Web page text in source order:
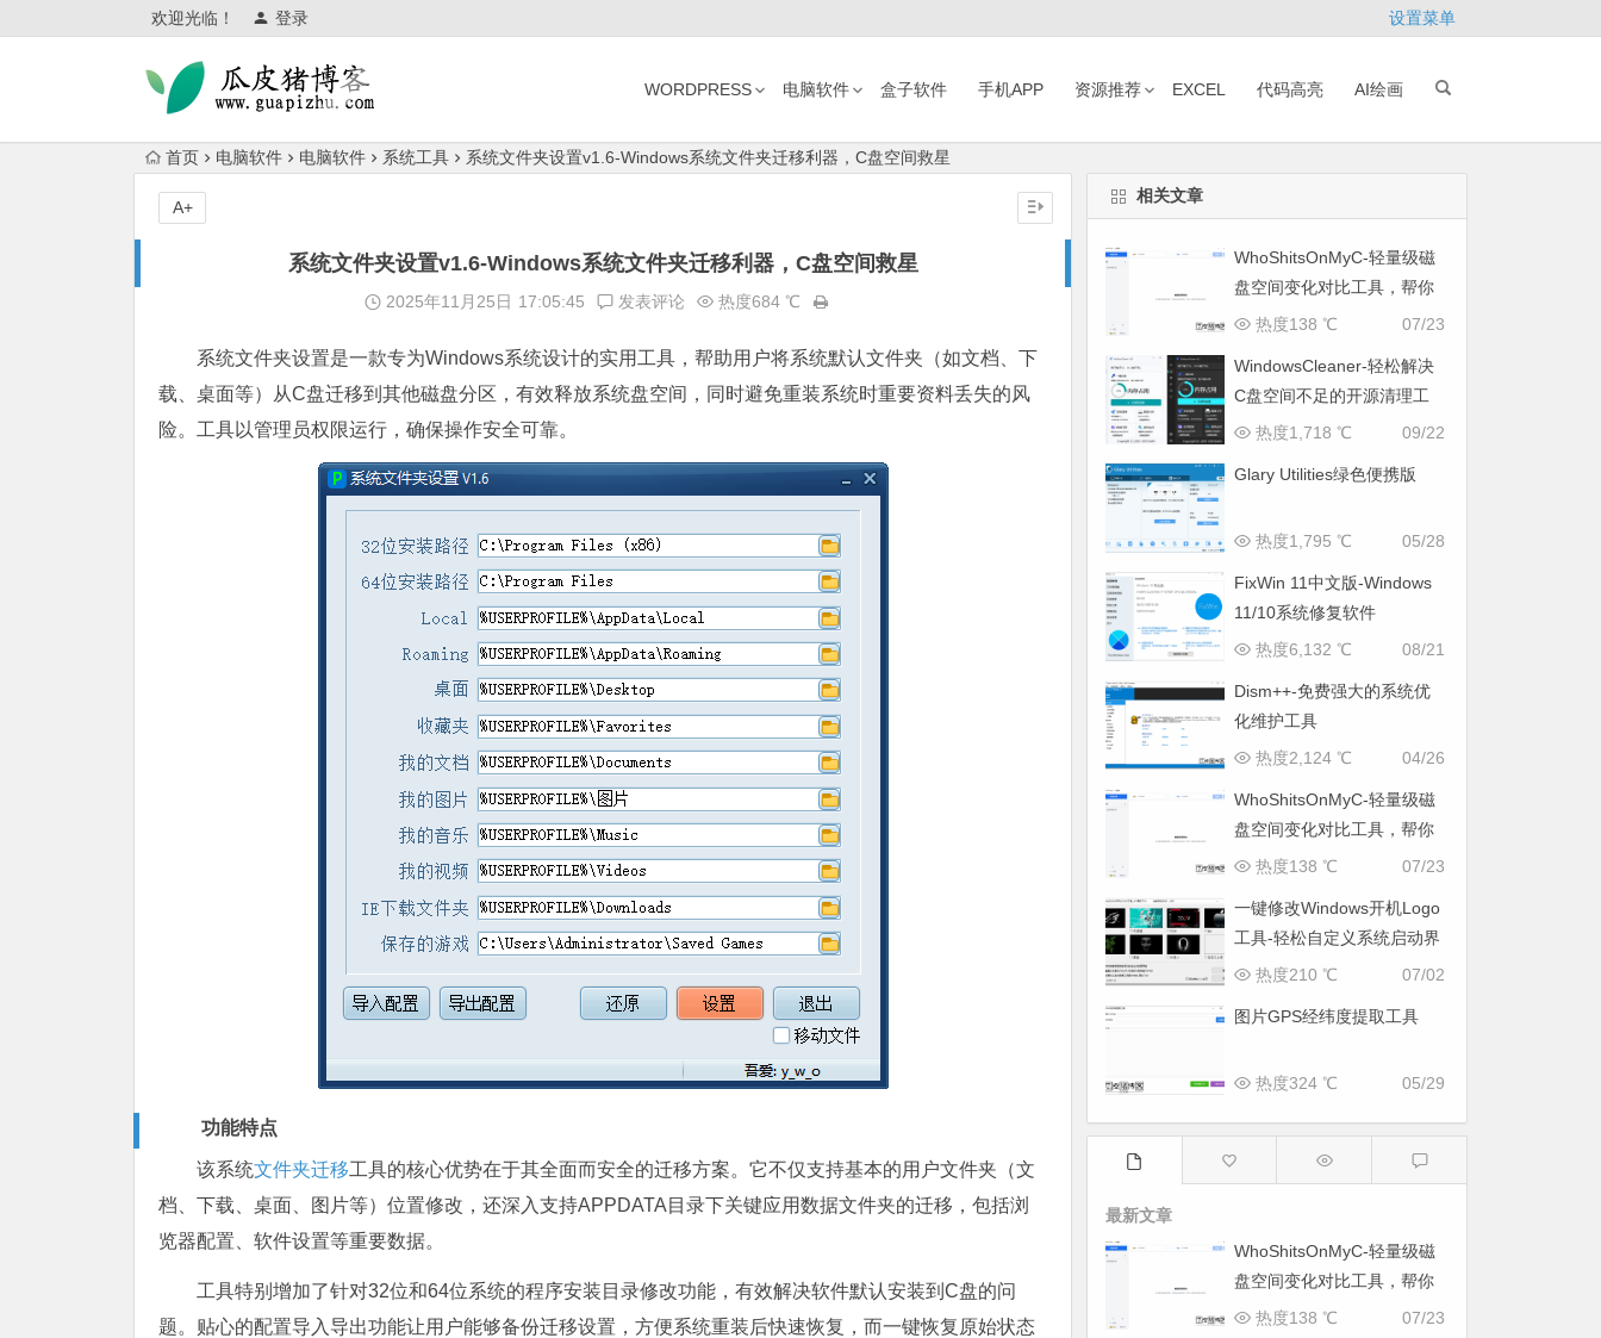
欢迎光临！ 登录 设置菜单
WORDPRESS 电脑软件 盒子软件 手机APP 资源推荐 EXCEL 代码高亮 AI绘画
首页 电脑软件 电脑软件 系统工具 系统文件夹设置v1.6-Windows系统文件夹迁移利器，C盘空间救星
系统文件夹设置v1.6-Windows系统文件夹迁移利器，C盘空间救星
2025年11月25日 17:05:45 发表评论 热度684 ℃
系统文件夹设置是一款专为Windows系统设计的实用工具，帮助用户将系统默认文件夹（如文档、下
载、桌面等）从C盘迁移到其他磁盘分区，有效释放系统盘空间，同时避免重装系统时重要资料丢失的风
险。工具以管理员权限运行，确保操作安全可靠。
功能特点
该系统文件夹迁移工具的核心优势在于其全面而安全的迁移方案。它不仅支持基本的用户文件夹（文
档、下载、桌面、图片等）位置修改，还深入支持APPDATA目录下关键应用数据文件夹的迁移，包括浏
览器配置、软件设置等重要数据。
工具特别增加了针对32位和64位系统的程序安装目录修改功能，有效解决软件默认安装到C盘的问
题。贴心的配置导入导出功能让用户能够备份迁移设置，方便系统重装后快速恢复，而一键恢复原始状态
A+
相关文章
WhoShitsOnMyC-轻量级磁
盘空间变化对比工具，帮你
找出“吃掉”空间的罪魁祸首
07/23
热度138 ℃
WindowsCleaner-轻松解决
C盘空间不足的开源清理工
具
09/22
热度1,718 ℃
Glary Utilities绿色便携版
05/28
热度1,795 ℃
FixWin 11中文版-Windows
11/10系统修复软件
08/21
热度6,132 ℃
Dism++-免费强大的系统优
化维护工具
04/26
热度2,124 ℃
WhoShitsOnMyC-轻量级磁
盘空间变化对比工具，帮你
找出“吃掉”空间的罪魁祸首
07/23
热度138 ℃
一键修改Windows开机Logo
工具-轻松自定义系统启动界
面
07/02
热度210 ℃
图片GPS经纬度提取工具
05/29
热度324 ℃
最新文章
WhoShitsOnMyC-轻量级磁
盘空间变化对比工具，帮你
找出“吃掉”空间的罪魁祸首
07/23
热度138 ℃